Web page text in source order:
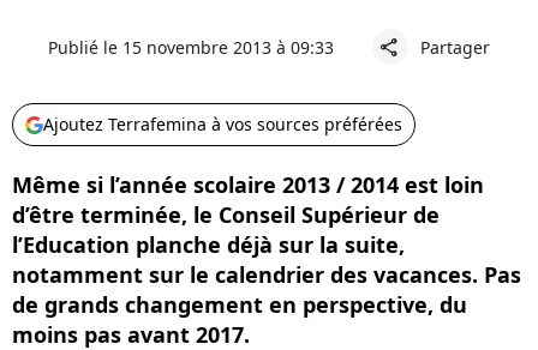
Publié le 15 novembre 2013 à 09:33 share Partager
Ajoutez Terrafemina à vos sources préférées
Même si l’année scolaire 2013 / 2014 est loin
d’être terminée, le Conseil Supérieur de
l’Education planche déjà sur la suite,
notamment sur le calendrier des vacances. Pas
de grands changement en perspective, du
moins pas avant 2017.